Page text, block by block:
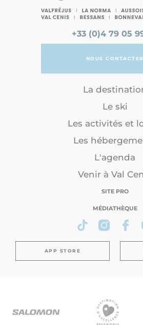
+33 (0)4 79 05
NOUS CONTACTER
La
Le ski
Les activités et
Les
L'agenda
Venir à Val
SITE PRO
MÉDIATHÈQUE
APP STORE